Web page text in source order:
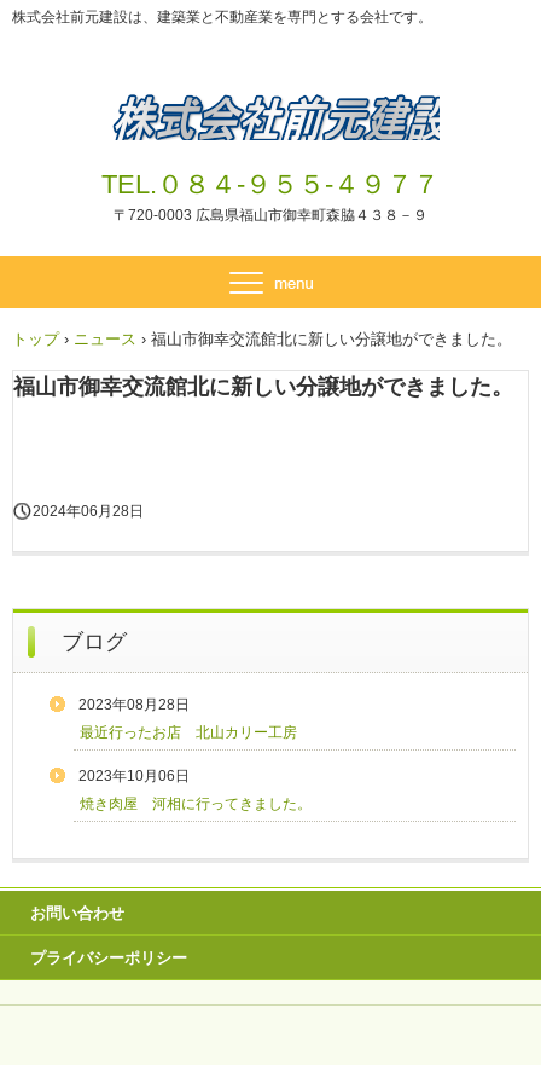
株式会社前元建設は、建築業と不動産業を専門とする会社です。
TEL.０８４-９５５-４９７７
〒720-0003 広島県福山市御幸町森脇４３８－９
トップ › ニュース › 福山市御幸交流館北に新しい分譲地ができました。
福山市御幸交流館北に新しい分譲地ができました。
2024年06月28日
ブログ
2023年08月28日
最近行ったお店 北山カリー工房
2023年10月06日
焼き肉屋 河相に行ってきました。
お問い合わせ
プライバシーポリシー